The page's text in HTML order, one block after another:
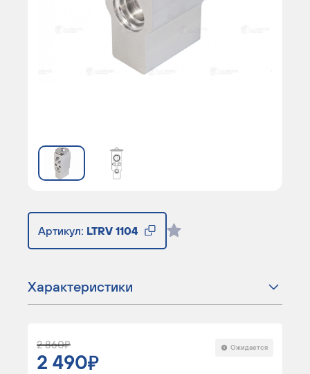
Артикул: LTRV 1104
Характеристики
2 860
2 490
Ожидается